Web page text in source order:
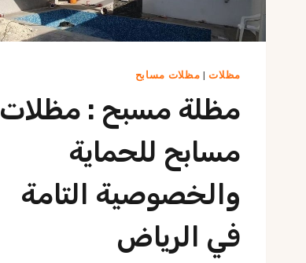
مظلات| مظلات مسابح
مظلة مسبح : مظلات
مسابح للحماية
والخصوصية التامة
في الرياض